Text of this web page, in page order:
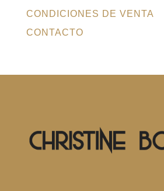
CONDICIONES DE VENTA
CONTACTO